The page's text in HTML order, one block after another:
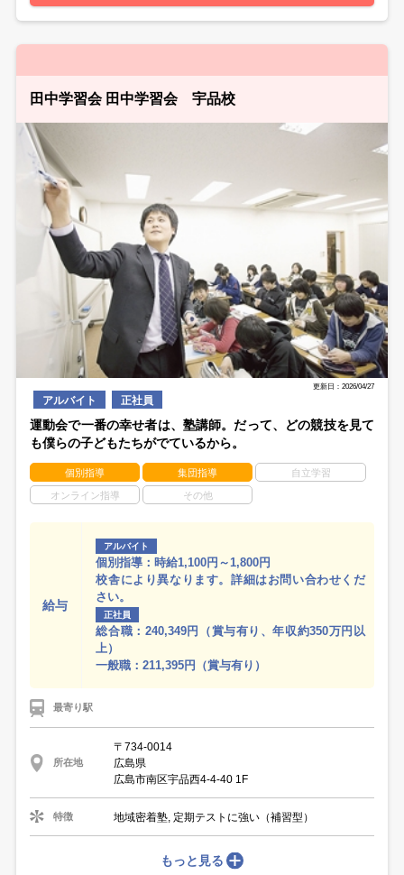
田中学習会 田中学習会 宇品校
更新日：2026/04/27
アルバイト 正社員
運動会で一番の幸せ者は、塾講師。だって、どの競技を見て
も僕らの子どもたちがでているから。
個別指導 集団指導 自立学習
オンライン指導 その他
給与
アルバイト
個別指導：時給1,100円～1,800円
校舎により異なります。詳細はお問い合わせくだ
さい。
正社員
総合職：240,349円（賞与有り、年収約350万円以
上）
一般職：211,395円（賞与有り）
最寄り駅
所在地
〒734-0014
広島県
広島市南区宇品西4-4-40 1F
特徴 地域密着塾, 定期テストに強い（補習型）
もっと見る